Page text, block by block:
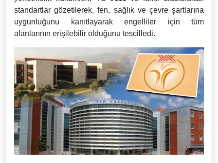
standartlar gözetilerek, fen, sağlık ve çevre şartlarına
uygunluğunu kanıtlayarak engelliler için tüm
alanlarının erişilebilir olduğunu tescilledi.